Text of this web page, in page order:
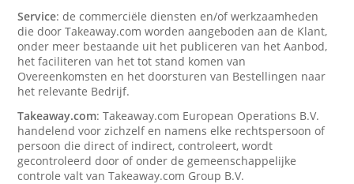
Service: de commerciële diensten en/of werkzaamheden
die door Takeaway.com worden aangeboden aan de Klant,
onder meer bestaande uit het publiceren van het Aanbod,
het faciliteren van het tot stand komen van
Overeenkomsten en het doorsturen van Bestellingen naar
het relevante Bedrijf.
Takeaway.com: Takeaway.com European Operations B.V.
handelend voor zichzelf en namens elke rechtspersoon of
persoon die direct of indirect, controleert, wordt
gecontroleerd door of onder de gemeenschappelijke
controle valt van Takeaway.com Group B.V.